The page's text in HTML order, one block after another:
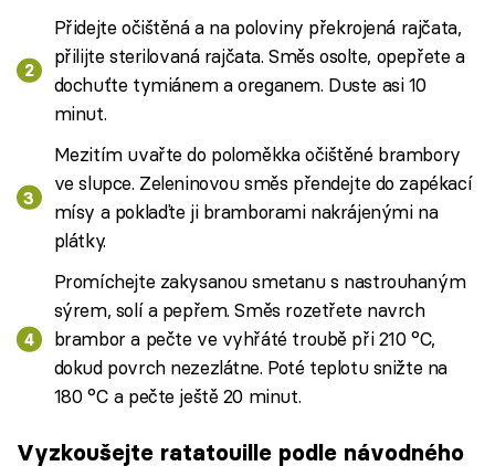
Přidejte očištěná a na poloviny překrojená rajčata,
přilijte sterilovaná rajčata. Směs osolte, opepřete a
dochuťte tymiánem a oreganem. Duste asi 10
minut.
Mezitím uvařte do poloměkka očištěné brambory
ve slupce. Zeleninovou směs přendejte do zapékací
mísy a poklaďte ji bramborami nakrájenými na
plátky.
Promíchejte zakysanou smetanu s nastrouhaným
sýrem, solí a pepřem. Směs rozetřete navrch
brambor a pečte ve vyhřáté troubě při 210 °C,
dokud povrch nezezlátne. Poté teplotu snižte na
180 °C a pečte ještě 20 minut.
Vyzkoušejte ratatouille podle návodného